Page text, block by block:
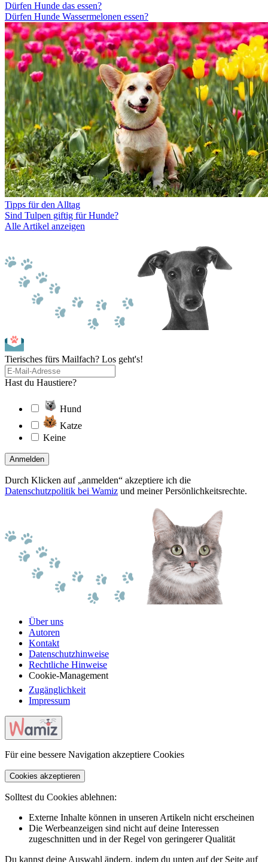
Dürfen Hunde das essen?
Dürfen Hunde Wassermelonen essen?
Tipps für den Alltag
Sind Tulpen giftig für Hunde?
Alle Artikel anzeigen
Tierisches fürs Mailfach? Los geht's!
Hast du Haustiere?
Hund
Katze
Keine
Anmelden
Durch Klicken auf „anmelden“ akzeptiere ich die
Datenschutzpolitik bei Wamiz und meiner Persönlichkeitsrechte.
Über uns
Autoren
Kontakt
Datenschutzhinweise
Rechtliche Hinweise
Cookie-Management
Zugänglichkeit
Impressum
Für eine bessere Navigation akzeptiere Cookies
Cookies akzeptieren
Solltest du Cookies ablehnen:
Externe Inhalte können in unseren Artikeln nicht erscheinen
Die Werbeanzeigen sind nicht auf deine Interessen
zugeschnitten und in der Regel von geringerer Qualität
Du kannst deine Auswahl ändern, indem du unten auf der Seite auf